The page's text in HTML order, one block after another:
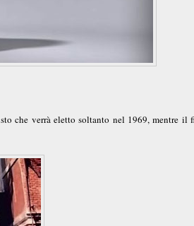
che verrà eletto soltanto nel 1969, mentre il